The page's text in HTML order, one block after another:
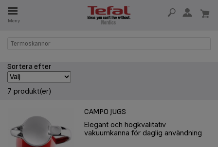
Meny
Termoskannor
Sortera efter
7 produkt(er)
CAMPO JUGS
Elegant och högkvalitativ
vakuumkanna för daglig användning